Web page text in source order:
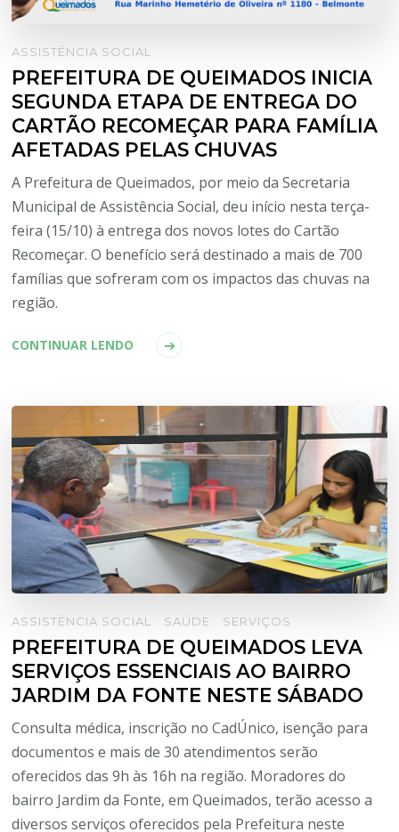
ASSISTÊNCIA SOCIAL
PREFEITURA DE QUEIMADOS INICIA
SEGUNDA ETAPA DE ENTREGA DO
CARTÃO RECOMEÇAR PARA FAMÍLIA
AFETADAS PELAS CHUVAS
A Prefeitura de Queimados, por meio da Secretaria
Municipal de Assistência Social, deu início nesta terça-
feira (15/10) à entrega dos novos lotes do Cartão
Recomeçar. O benefício será destinado a mais de 700
famílias que sofreram com os impactos das chuvas na
região.
CONTINUAR LENDO
ASSISTÊNCIA SOCIAL SAÚDE SERVIÇOS
PREFEITURA DE QUEIMADOS LEVA
SERVIÇOS ESSENCIAIS AO BAIRRO
JARDIM DA FONTE NESTE SÁBADO
Consulta médica, inscrição no CadÚnico, isenção para
documentos e mais de 30 atendimentos serão
oferecidos das 9h às 16h na região. Moradores do
bairro Jardim da Fonte, em Queimados, terão acesso a
diversos serviços oferecidos pela Prefeitura neste